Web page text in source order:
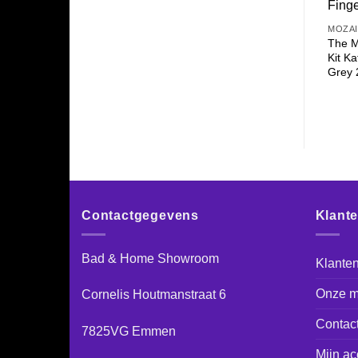
The
Kit
Grey
Contactgegevens
Bad & Home Showroom
Cornelis Houtmanstraat 6
7825VG Emmen
Onze
Mijn